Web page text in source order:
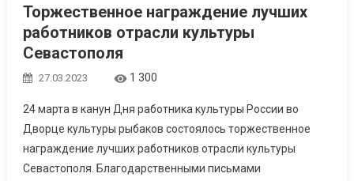
Торжественное награждение лучших
работников отрасли культуры
Севастополя
27.03.2023 1 300
24 марта в канун Дня работника культуры России во
Дворце культуры рыбаков состоялось торжественное
награждение лучших работников отрасли культуры
Севастополя. Благодарственными письмами